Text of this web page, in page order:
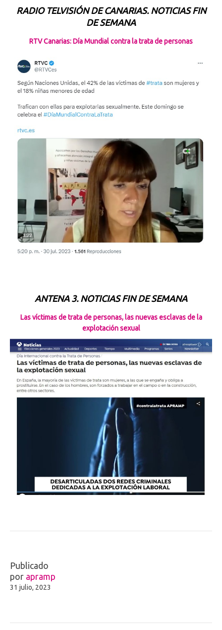
RADIO TELVISIÓN DE CANARIAS. NOTICIAS FIN
DE SEMANA
RTV Canarias: Día Mundial contra la trata de personas
ANTENA 3. NOTICIAS FIN DE SEMANA
Las víctimas de trata de personas, las nuevas esclavas de la
explotación sexual
Publicado
por apramp
31 julio, 2023